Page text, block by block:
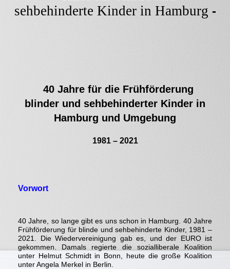
sehbehinderte Kinder in Hamburg-
40 Jahre für die Frühförderung
blinder und sehbehinderter Kinder in
Hamburg und Umgebung
1981 – 2021
Vorwort
40 Jahre, so lange gibt es uns schon in Hamburg. 40 Jahre
Frühförderung für blinde und sehbehinderte Kinder, 1981 –
2021. Die Wiedervereinigung gab es, und der EURO ist
gekommen. Damals regierte die sozialliberale Koalition
unter Helmut Schmidt in Bonn, heute die große Koalition
unter Angela Merkel in Berlin.